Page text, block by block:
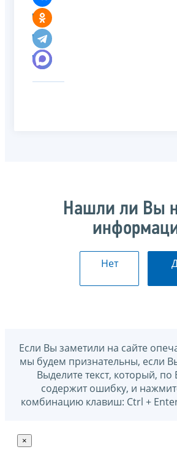
Нашли ли Вы
Нет
Если Вы заметили на сайте
мы будем признательны, если
Выделите текст, который,
содержит ошибку, и
комбинацию клавиш: Ctrl +
×